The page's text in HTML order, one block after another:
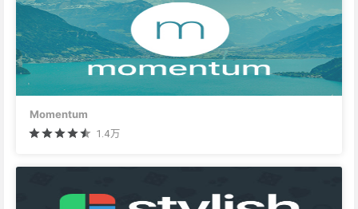
Momentum
1.4万